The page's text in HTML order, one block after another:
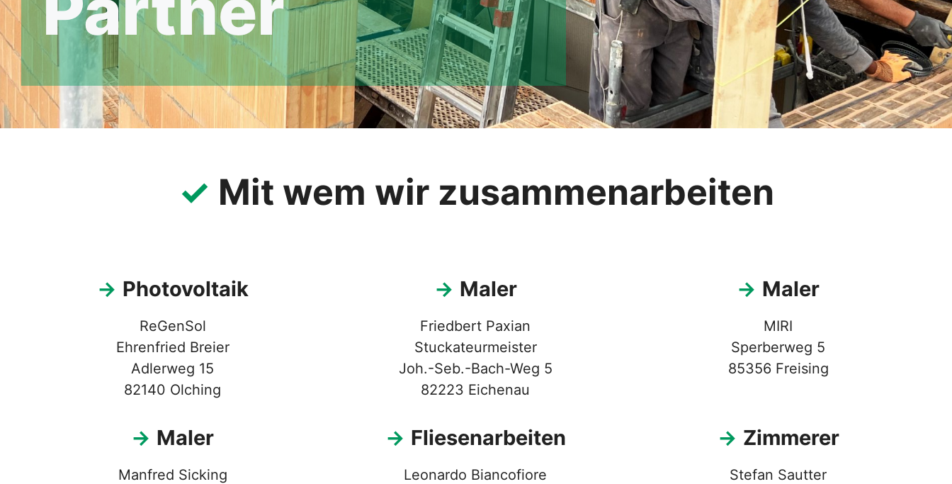
✓ Mit wem wir zusammenarbeiten
→ Photovoltaik
ReGenSol
Ehrenfried Breier
Adlerweg 15
82140 Olching
→ Maler
Friedbert Paxian
Stuckateurmeister
Joh.-Seb.-Bach-Weg 5
82223 Eichenau
→ Maler
MIRI
Sperberweg 5
85356 Freising
→ Maler
Manfred Sicking
→ Fliesenarbeiten
Leonardo Biancofiore
→ Zimmerer
Stefan Sautter